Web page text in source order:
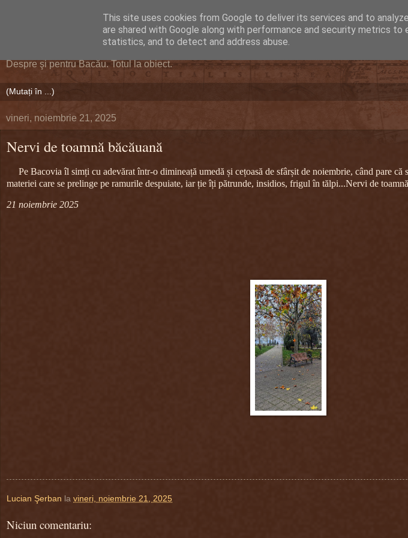
DEFERLĂRI
Despre şi pentru Bacău. Totul la obiect.
vineri, noiembrie 21, 2025
Nervi de toamnă băcăuană
Pe Bacovia îl simți cu adevărat într-o dimineață umedă și cețoasă de sfârșit de noiembrie, când pare că
materiei care se prelinge pe ramurile despuiate, iar ție îți pătrunde, insidios, frigul în tălpi...Nervi de
21 noiembrie 2025
Lucian Şerban la vineri, noiembrie 21, 2025
Niciun comentariu:
This site uses cookies from Google to deliver its services and to
are shared with Google along with performance and security metrics to
statistics, and to detect and address abuse.